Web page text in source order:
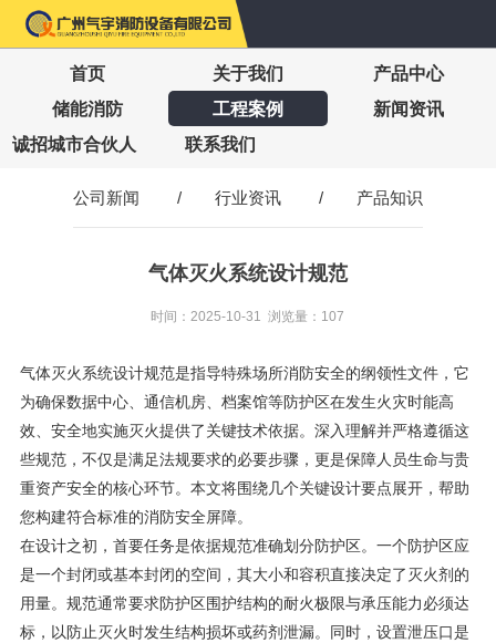
首页 关于我们
产品中心
储能消防
工程案例
新闻资讯
诚招城市合伙人
联系我们
公司新闻 / 行业资讯 / 产品知识
气体灭火系统设计规范
时间：2025-10-31 浏览量：107
气体灭火系统设计规范是指导特殊场所消防安全的纲领性文件，它
为确保数据中心、通信机房、档案馆等防护区在发生火灾时能高
效、安全地实施灭火提供了关键技术依据。深入理解并严格遵循这
些规范，不仅是满足法规要求的必要步骤，更是保障人员生命与贵
重资产安全的核心环节。本文将围绕几个关键设计要点展开，帮助
您构建符合标准的消防安全屏障。
在设计之初，首要任务是依据规范准确划分防护区。一个防护区应
是一个封闭或基本封闭的空间，其大小和容积直接决定了灭火剂的
用量。规范通常要求防护区围护结构的耐火极限与承压能力必须达
标，以防止灭火时发生结构损坏或药剂泄漏。同时，设置泄压口是